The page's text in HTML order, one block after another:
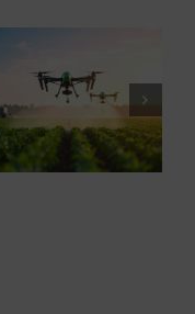
Culinary arts with
passion – the eat!
berlin